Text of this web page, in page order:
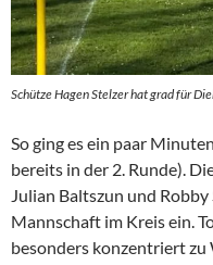
Schütze Hagen Stelzer hat grad für
So ging es ein paar
bereits in der 2. Runde).
Julian Baltszun und
Mannschaft im Kreis ein.
besonders konzentriert zu